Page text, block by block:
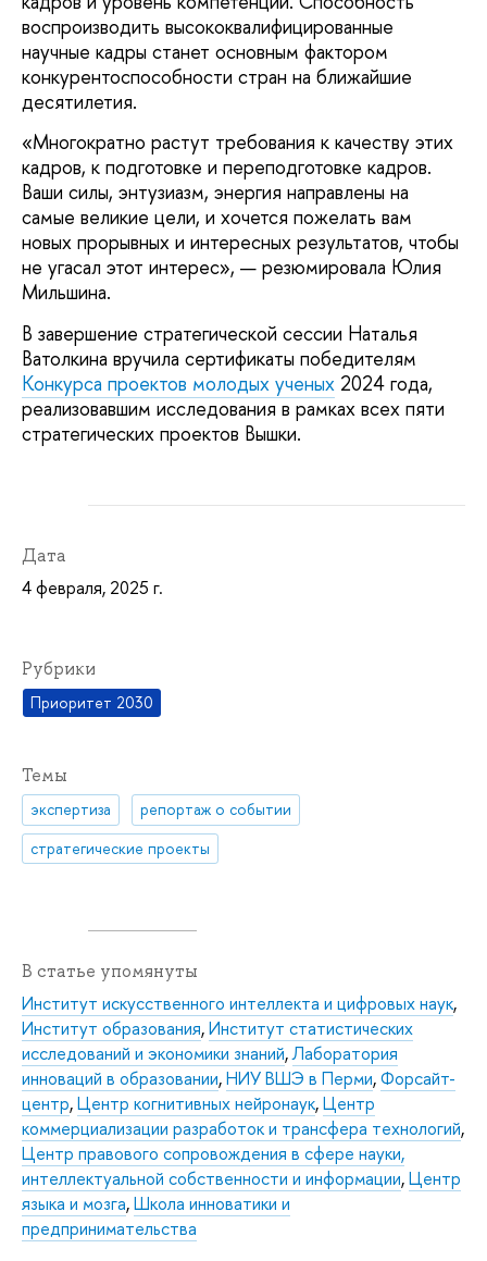
воспроизводить высококвалифицированные
научные кадры станет основным фактором
конкурентоспособности стран на ближайшие
десятилетия.
«Многократно растут требования к качеству этих
кадров, к подготовке и переподготовке кадров.
Ваши силы, энтузиазм, энергия направлены на
самые великие цели, и хочется пожелать вам
новых прорывных и интересных результатов, чтобы
не угасал этот интерес», — резюмировала Юлия
Мильшина.
В завершение стратегической сессии Наталья
Ватолкина вручила сертификаты победителям
Конкурса проектов молодых ученых 2024 года,
реализовавшим исследования в рамках всех пяти
стратегических проектов Вышки.
Дата
4 февраля, 2025 г.
Рубрики
Приоритет 2030
Темы
экспертиза
репортаж о событии
стратегические проекты
В статье упомянуты
Институт искусственного интеллекта и цифровых наук,
Институт образования,Институт статистических
исследований и экономики знаний,Лаборатория
инноваций в образовании,НИУ ВШЭ в Перми,Форсайт-
центр,Центр когнитивных нейронаук,Центр
коммерциализации разработок и трансфера технологий,
Центр правового сопровождения в сфере науки,
интеллектуальной собственности и информации,Центр
языка и мозга,Школа инноватики и
предпринимательства